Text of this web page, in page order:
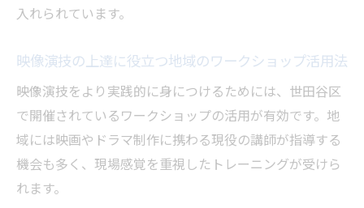
入れられています。
映像演技の上達に役立つ地域のワークショップ活用法
映像演技をより実践的に身につけるためには、世田谷区
で開催されているワークショップの活用が有効です。地
域には映画やドラマ制作に携わる現役の講師が指導する
機会も多く、現場感覚を重視したトレーニングが受けら
れます。